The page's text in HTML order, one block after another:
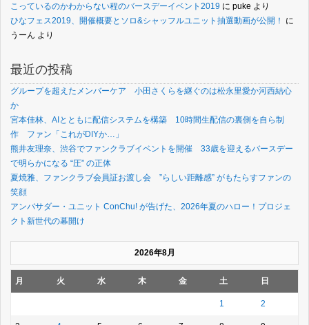
こっているのかわからない程のバースデーイベント2019 に puke より
ひなフェス2019、開催概要とソロ&シャッフルユニット抽選動画が公開！
に
うーん より
最近の投稿
グループを超えたメンバーケア 小田さくらを継ぐのは松永里愛か河西結心
か
宮本佳林、AIとともに配信システムを構築 10時間生配信の裏側を自ら制
作 ファン「これがDIYか…」
熊井友理奈、渋谷でファンクラブイベントを開催 33歳を迎えるバースデー
で明らかになる “圧” の正体
夏焼雅、ファンクラブ会員証お渡し会 ”らしい距離感” がもたらすファンの
笑顔
アンバサダー・ユニット ConChu! が告げた、2026年夏のハロー！プロジェ
クト新世代の幕開け
2026年8月
月 火 水 木 金 土 日
1 2